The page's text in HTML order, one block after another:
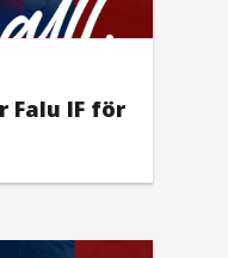
Falu IF för